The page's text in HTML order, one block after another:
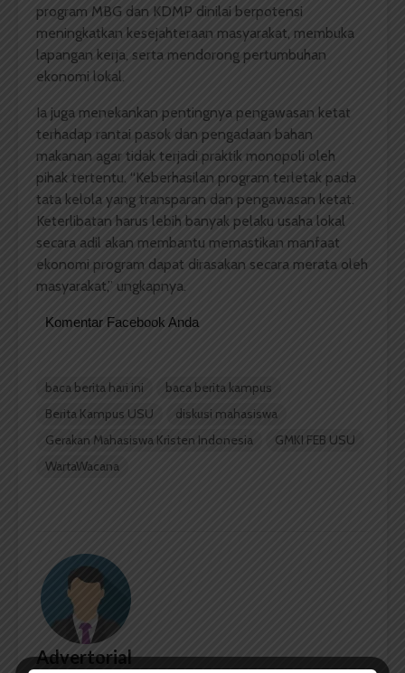
program MBG dan KDMP dinilai berpotensi
meningkatkan kesejahteraan masyarakat, membuka
lapangan kerja, serta mendorong pertumbuhan
ekonomi lokal.
Ia juga menekankan pentingnya pengawasan ketat
terhadap rantai pasok dan pengadaan bahan
makanan agar tidak terjadi praktik monopoli oleh
pihak tertentu. “Keberhasilan program terletak pada
tata kelola yang transparan dan pengawasan ketat.
Keterlibatan harus lebih banyak pelaku usaha lokal
secara adil akan membantu memastikan manfaat
ekonomi program dapat dirasakan secara merata oleh
masyarakat,” ungkapnya.
Komentar Facebook Anda
baca berita hari ini
baca berita kampus
Berita Kampus USU
diskusi mahasiswa
Gerakan Mahasiswa Kristen Indonesia
GMKI FEB USU
WartaWacana
Advertorial